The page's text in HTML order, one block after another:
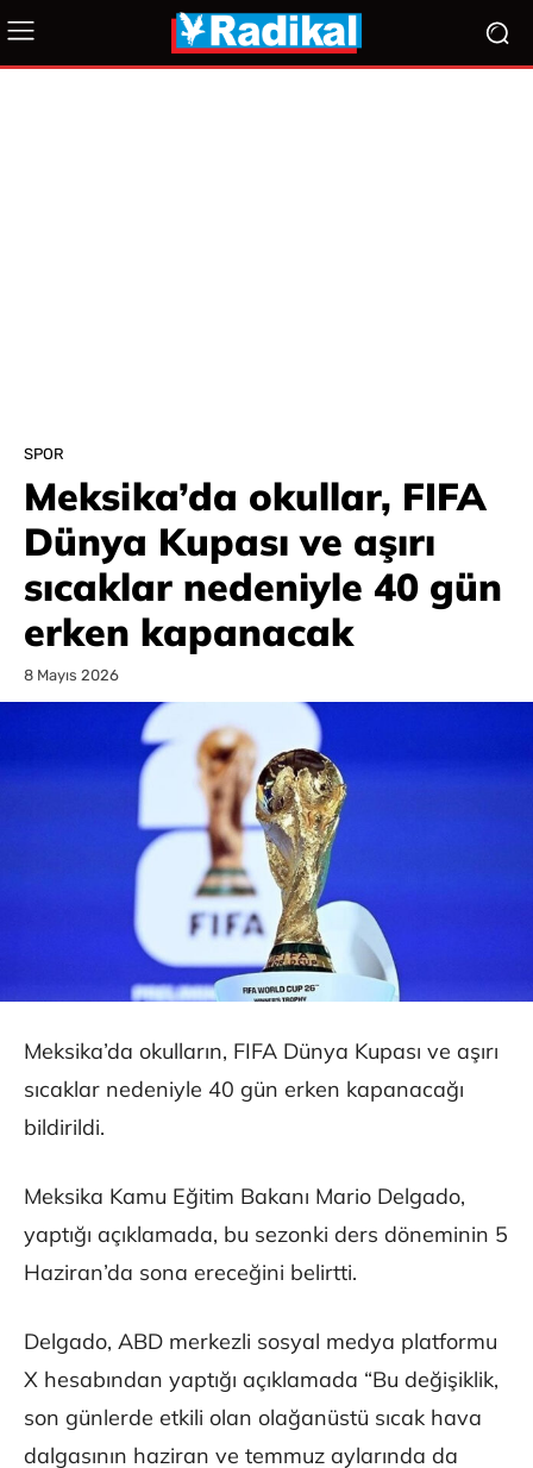
SPOR
Meksika’da okullar, FIFA
Dünya Kupası ve aşırı
sıcaklar nedeniyle 40 gün
erken kapanacak
8 Mayıs 2026
Meksika’da okulların, FIFA Dünya Kupası ve aşırı
sıcaklar nedeniyle 40 gün erken kapanacağı
bildirildi.
Meksika Kamu Eğitim Bakanı Mario Delgado,
yaptığı açıklamada, bu sezonki ders döneminin 5
Haziran’da sona ereceğini belirtti.
Delgado, ABD merkezli sosyal medya platformu
X hesabından yaptığı açıklamada “Bu değişiklik,
son günlerde etkili olan olağanüstü sıcak hava
dalgasının haziran ve temmuz aylarında da